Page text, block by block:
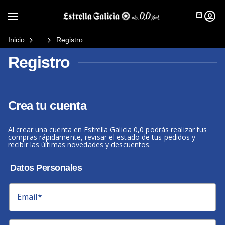
Mostrar / Ocultar Navegación SE
Producto
Estrella Galicia 0,0
Sin Gluten
Estrella Galicia 00 6 Maltas
Cronología
Contacto
Nuestros
Inicio Registro
Registro
Crea tu cuenta
Al crear una cuenta en Estrella Galicia 0,0 podrás realizar tus
compras rápidamente, revisar el estado de tus pedidos y
recibir las últimas novedades y descuentos.
Datos Personales
Email*